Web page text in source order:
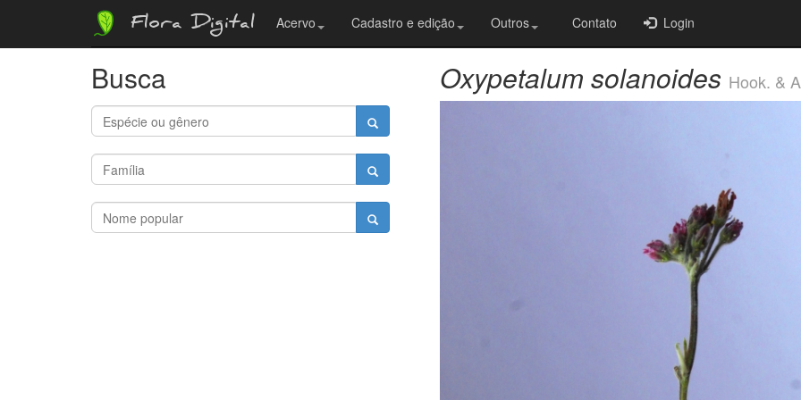
Flora Digital Acervo Cadastro e edição Outros Contato Login
Busca Oxypetalum solanoides Hook. &